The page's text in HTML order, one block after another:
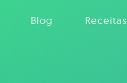
Blog Receitas